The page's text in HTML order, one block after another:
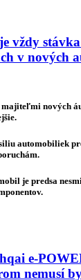
vždy
v nových
nových
automobiliek
je predsa
e-
nemusí